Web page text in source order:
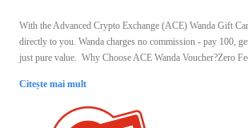
With the Advanced Crypto Exchange (ACE) Wanda Gift
directly to you. Wanda charges no commission - pay 100,
just pure value. Why Choose ACE Wanda Voucher?Zero
Citește mai mult